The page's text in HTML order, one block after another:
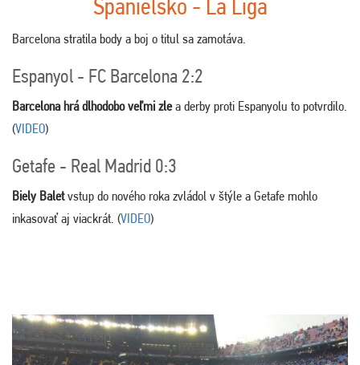
Španielsko - La Liga
Barcelona stratila body a boj o titul sa zamotáva.
Espanyol - FC Barcelona 2:2
Barcelona hrá dlhodobo veľmi zlea derby proti Espanyolu to potvrdilo.
(VIDEO)
Getafe - Real Madrid 0:3
Biely Baletvstup do nového roka zvládol v štýle a Getafe mohlo
inkasovať aj viackrát. (VIDEO)